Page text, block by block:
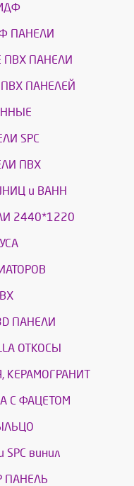
ПАНЕЛИ
ПВХ ПАНЕЛИ
ПАНЕЛЕЙ
SPC
ПВХ
и ВАНН
2440*1220
ПАНЕЛИ
ОТКОСЫ
КЕРАМОГРАНИТ
С ФАЦЕТОМ
SPС винил
ПАНЕЛЬ